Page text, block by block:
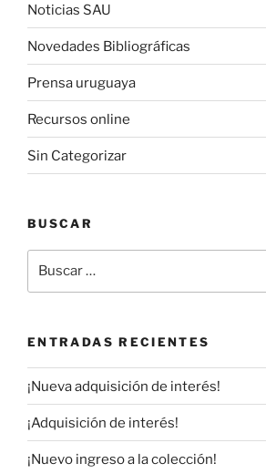
Noticias SAU
Novedades Bibliográficas
Prensa uruguaya
Recursos online
Sin Categorizar
BUSCAR
por:
ENTRADAS RECIENTES
¡Nueva adquisición de interés!
¡Adquisición de interés!
¡Nuevo ingreso a la colección!